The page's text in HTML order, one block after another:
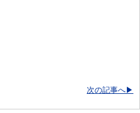
次の記事へ▶